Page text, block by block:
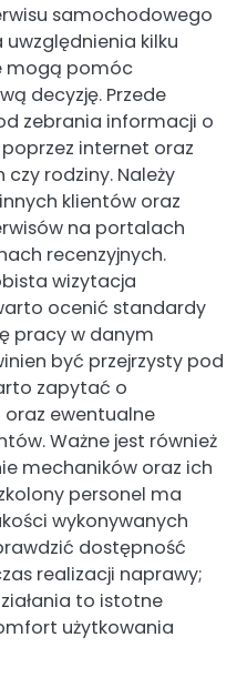
samochodowego
kilku
mogą pomóc
decyzję. Przede
zebrania informacji o
internet oraz
rodziny. Należy
klientów oraz
na portalach
recenzyjnych.
wizytacja
ocenić standardy
pracy w danym
być przejrzysty pod
zapytać o
oraz ewentualne
Ważne jest również
mechaników oraz ich
personel ma
wykonywanych
dostępność
realizacji naprawy;
to istotne
użytkowania